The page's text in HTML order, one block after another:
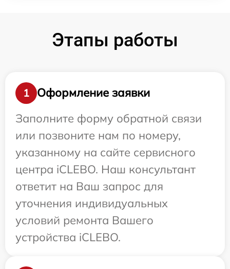
Этапы работы
1
Оформление заявки
Заполните форму обратной связи
или позвоните нам по номеру,
указанному на сайте сервисного
центра iCLEBO. Наш консультант
ответит на Ваш запрос для
уточнения индивидуальных
условий ремонта Вашего
устройства iCLEBO.